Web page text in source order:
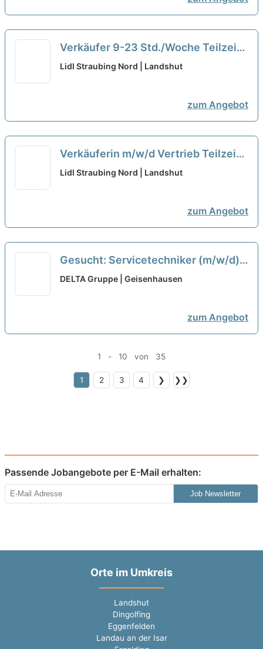
Verkäufer 9-23 Std./Woche Teilzeit
(m/w/d) neu
Lidl Straubing Nord | Landshut
zum Angebot
Verkäuferin m/w/d Vertrieb Teilzeit
neu
Lidl Straubing Nord | Landshut
zum Angebot
Gesucht: Servicetechniker (m/w/d)
Gebäudetechnik HSK mit
DELTA Gruppe | Geisenhausen
zum Angebot
1 - 10 von 35
1 2 3 4 ❯ ❯❯
Passende Jobangebote per E-Mail erhalten:
Job Newsletter
Orte im Umkreis
Landshut
Dingolfing
Eggenfelden
Landau an der Isar